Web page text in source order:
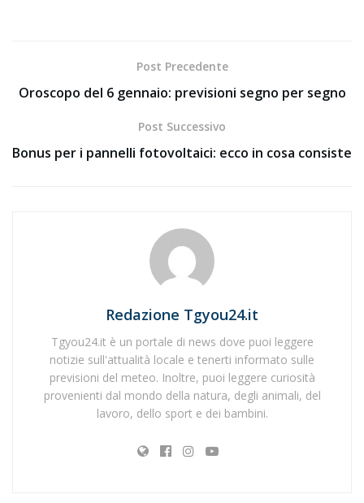
Post Precedente
Oroscopo del 6 gennaio: previsioni segno per segno
Post Successivo
Bonus per i pannelli fotovoltaici: ecco in cosa consiste
Redazione Tgyou24.it
Tgyou24.it è un portale di news dove puoi leggere
notizie sull'attualità locale e tenerti informato sulle
previsioni del meteo. Inoltre, puoi leggere curiosità
provenienti dal mondo della natura, degli animali, del
lavoro, dello sport e dei bambini.